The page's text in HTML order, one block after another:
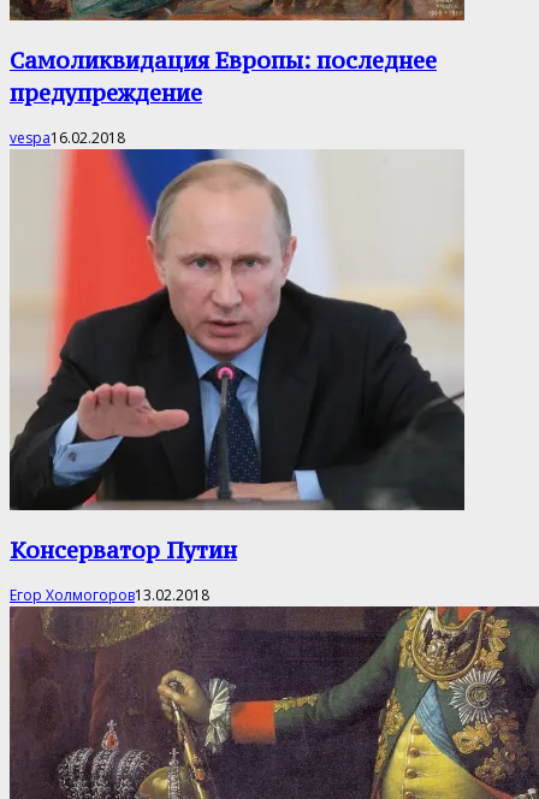
Самоликвидация Европы: последнее
предупреждение
vespa16.02.2018
Консерватор Путин
Егор Холмогоров13.02.2018